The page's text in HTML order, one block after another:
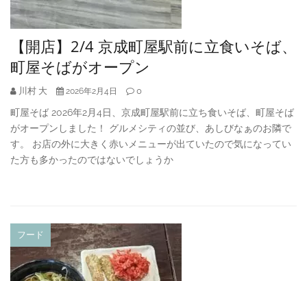
【開店】2/4 京成町屋駅前に立食いそば、
町屋そばがオープン
川村 大 2026年2月4日 0
町屋そば 2026年2月4日、京成町屋駅前に立ち食いそば、町屋そば
がオープンしました！ グルメシティの並び、あしびなぁのお隣で
す。 お店の外に大きく赤いメニューが出ていたので気になってい
た方も多かったのではないでしょうか
フード